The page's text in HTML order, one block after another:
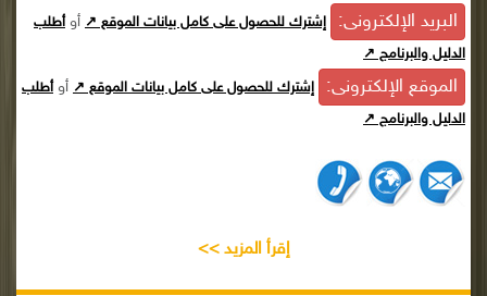
البريد الإلكترونى: إشترك للحصول على كامل بيانات الموقع ↗ أوأطلب
الدليل والبرنامج ↗
الموقع الإلكترونى: إشترك للحصول على كامل بيانات الموقع ↗ أوأطلب
الدليل والبرنامج ↗
إقرأ المزيد >>